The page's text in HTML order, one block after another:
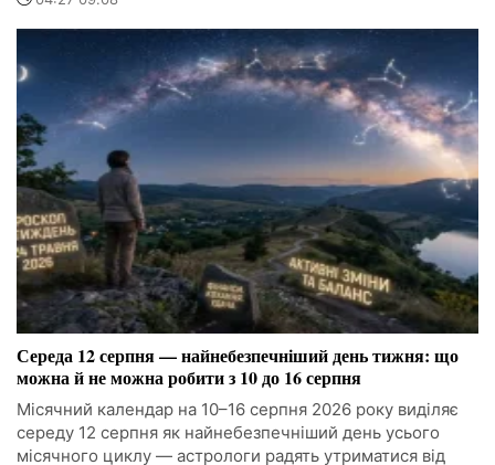
Середа 12 серпня — найнебезпечніший день тижня: що
можна й не можна робити з 10 до 16 серпня
Місячний календар на 10–16 серпня 2026 року виділяє
середу 12 серпня як найнебезпечніший день усього
місячного циклу — астрологи радять утриматися від